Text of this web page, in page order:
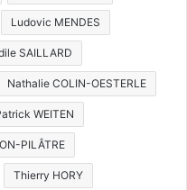
Ludovic MENDES
SAILLARD
Nathalie COLIN-OESTERLE
WEITEN
PILÂTRE
Thierry HORY